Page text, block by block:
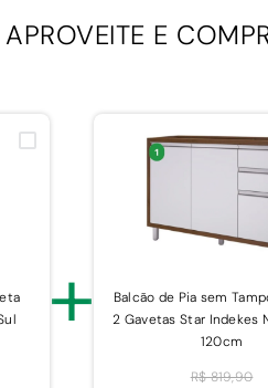
APROVEITE E
+
Balcão de Pia sem
2 Gavetas Star Indekes
120cm
R$ 819,90